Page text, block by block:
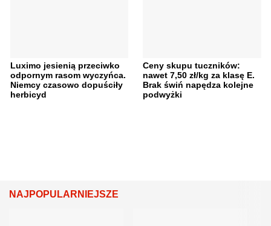
Luximo jesienią przeciwko
odpornym rasom wyczyńca.
Niemcy czasowo dopuściły
herbicyd
Ceny skupu tuczników:
nawet 7,50 zł/kg za klasę E.
Brak świń napędza kolejne
podwyżki
NAJPOPULARNIEJSZE